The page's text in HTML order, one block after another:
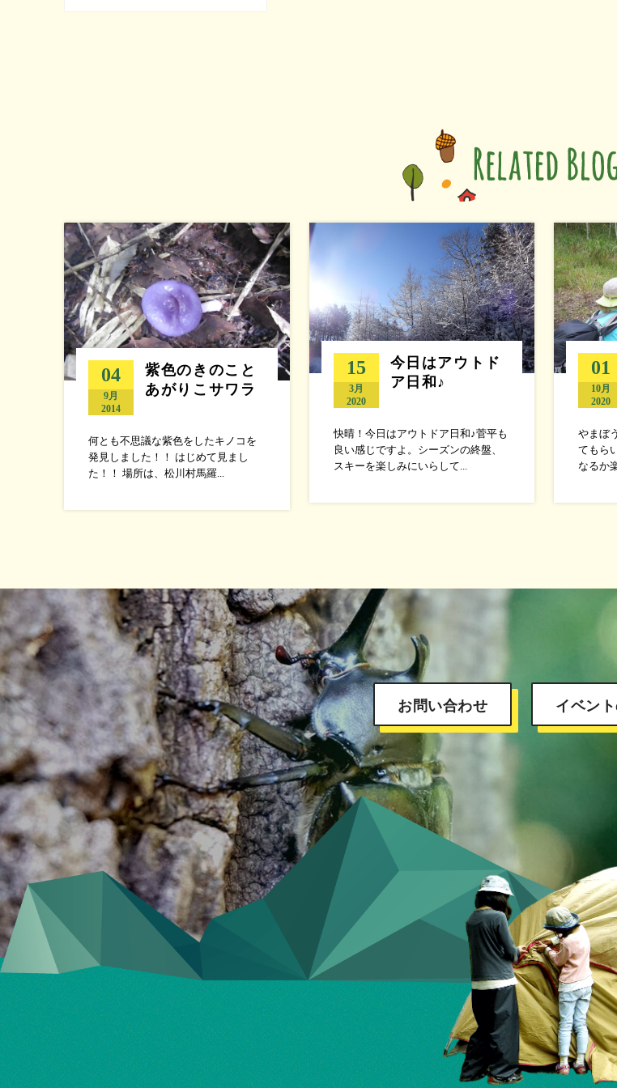
04
9月
2014
紫色のきのこと
あがりこサワラ
何とも不思議な紫色をしたキノコを
発見しました！！ はじめて見まし
た！！ 場所は、松川村馬羅...
15
3月
2020
今日はアウトド
ア日和♪
快晴！今日はアウトドア日和♪菅平も
良い感じですよ。シーズンの終盤、
スキーを楽しみにいらして...
01
10月
2020
やまぼ
てもら
なるか
お問い合わせ イベン